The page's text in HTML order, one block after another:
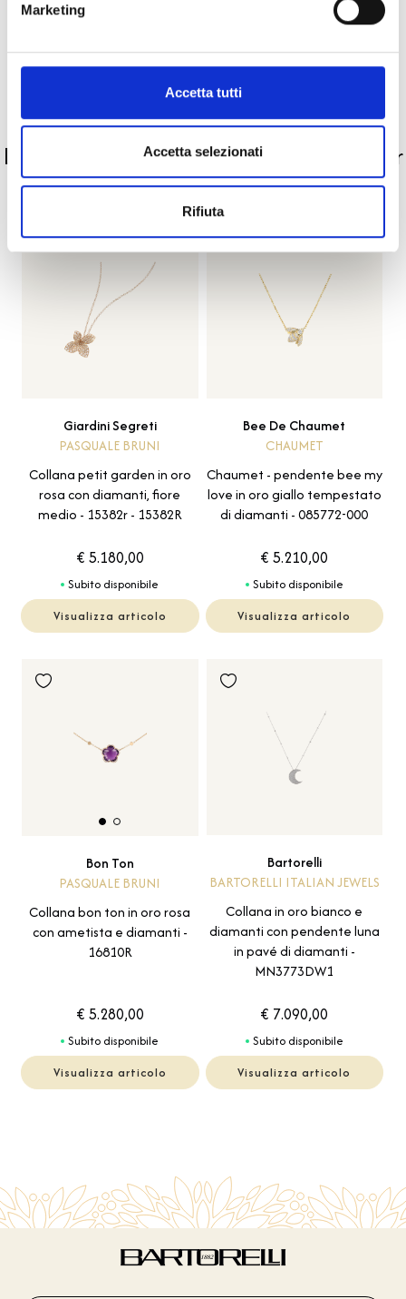
Marketing
Accetta tutti
Accetta selezionati
Rifiuta
Descrizione
Pietre preziose
PRODOTTI SIMILI
La nostra selezione di prodotti scelti per
te
Giardini Segreti
PASQUALE BRUNI
Collana petit garden in oro
rosa con diamanti, fiore
medio - 15382r - 15382R
€ 5.180,00
Subito disponibile
Visualizza articolo
Bee De Chaumet
CHAUMET
Chaumet - pendente bee my
love in oro giallo tempestato
di diamanti - 085772-000
€ 5.210,00
Subito disponibile
Visualizza articolo
Bon Ton
PASQUALE BRUNI
Collana bon ton in oro rosa
con ametista e diamanti -
16810R
€ 5.280,00
Subito disponibile
Visualizza articolo
Bartorelli
BARTORELLI ITALIAN JEWELS
Collana in oro bianco e
diamanti con pendente luna
in pavé di diamanti -
MN3773DW1
€ 7.090,00
Subito disponibile
Visualizza articolo